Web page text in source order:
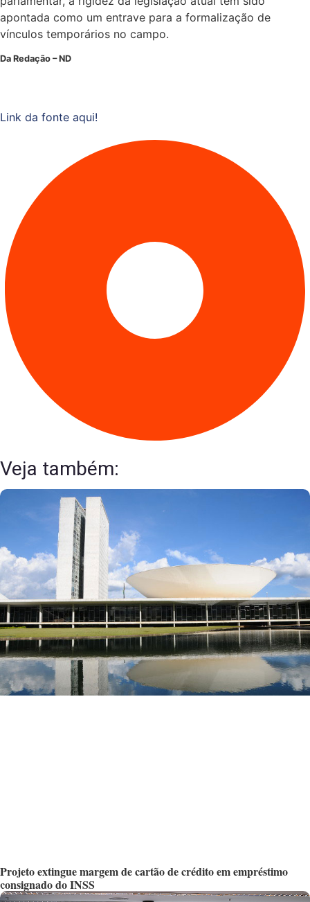
apontada como um entrave para a formalização de
vínculos temporários no campo.
Da Redação – ND
Link da fonte aqui!
Veja também:
Projeto extingue margem de cartão de crédito em empréstimo
consignado do INSS